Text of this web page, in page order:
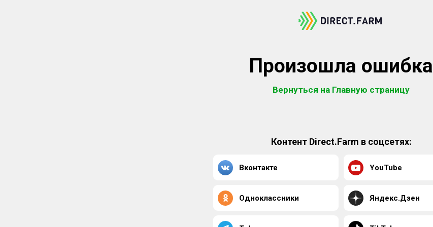
Произошла ошибка
Вернуться на Главную страницу
Контент Direct.Farm в соцсетях:
Вконтакте YouTube
Одноклассники Яндекс.Дзен